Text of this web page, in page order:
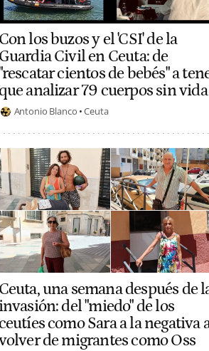
Con los buzos y el 'CSI' de la
Guardia Civil en Ceuta: de
cientos de bebés" a
analizar 79 cuerpos sin vida
Antonio Blanco Ceuta
Ceuta, una semana después de
invasión: del "miedo" de los
como Sara a la negativa
de migrantes como Oss